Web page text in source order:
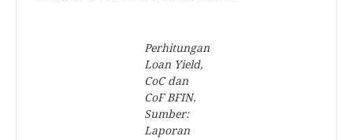
Perhitungan
Loan Yield,
CoC dan
CoF BFIN.
Sumber:
Laporan